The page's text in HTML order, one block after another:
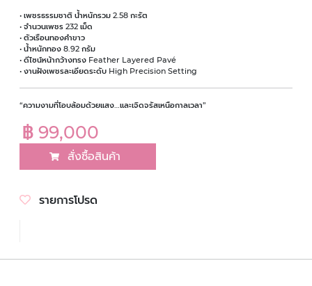
• เพชรธรรมชาติ น้ำหนักรวม 2.58 กะรัต
• จำนวนเพชร 232 เม็ด
• ตัวเรือนทองคำขาว
• น้ำหนักทอง 8.92 กรัม
• ดีไซน์หน้ากว้างทรง Feather Layered Pavé
• งานฝังเพชรละเอียดระดับ High Precision Setting
“ความงามที่โอบล้อมด้วยแสง…และเจิดจรัสเหนือกาลเวลา”
฿ 99,000
สั่งซื้อสินค้า
รายการโปรด